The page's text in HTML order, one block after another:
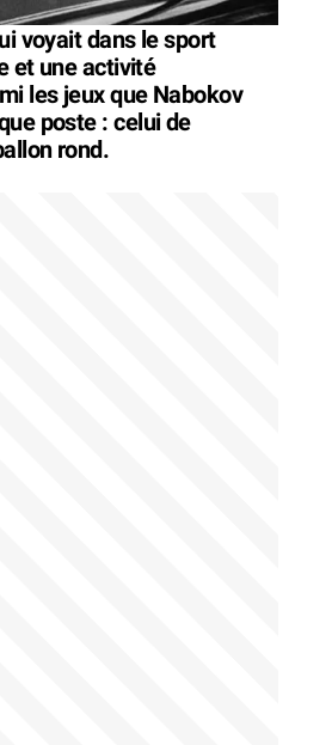
voyait dans le sport
et une activité
les jeux que Nabokov
poste : celui de
rond.